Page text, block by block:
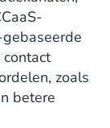
zoals
betere